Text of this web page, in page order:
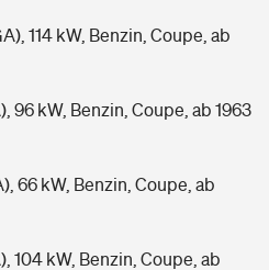
114 kW, Benzin, Coupe, ab
96 kW, Benzin, Coupe, ab 1963
66 kW, Benzin, Coupe, ab
104 kW, Benzin, Coupe, ab